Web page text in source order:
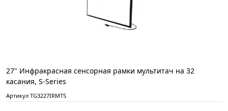
27" Инфракрасная сенсорная рамки мультитач на 32
касания, S-Series
Артикул TG3227IRMTS